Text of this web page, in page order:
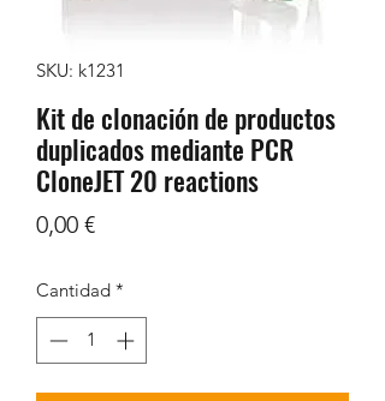
SKU: k1231
Kit de clonación de productos
duplicados mediante PCR
CloneJET 20 reactions
0,00 €Precio
Cantidad *